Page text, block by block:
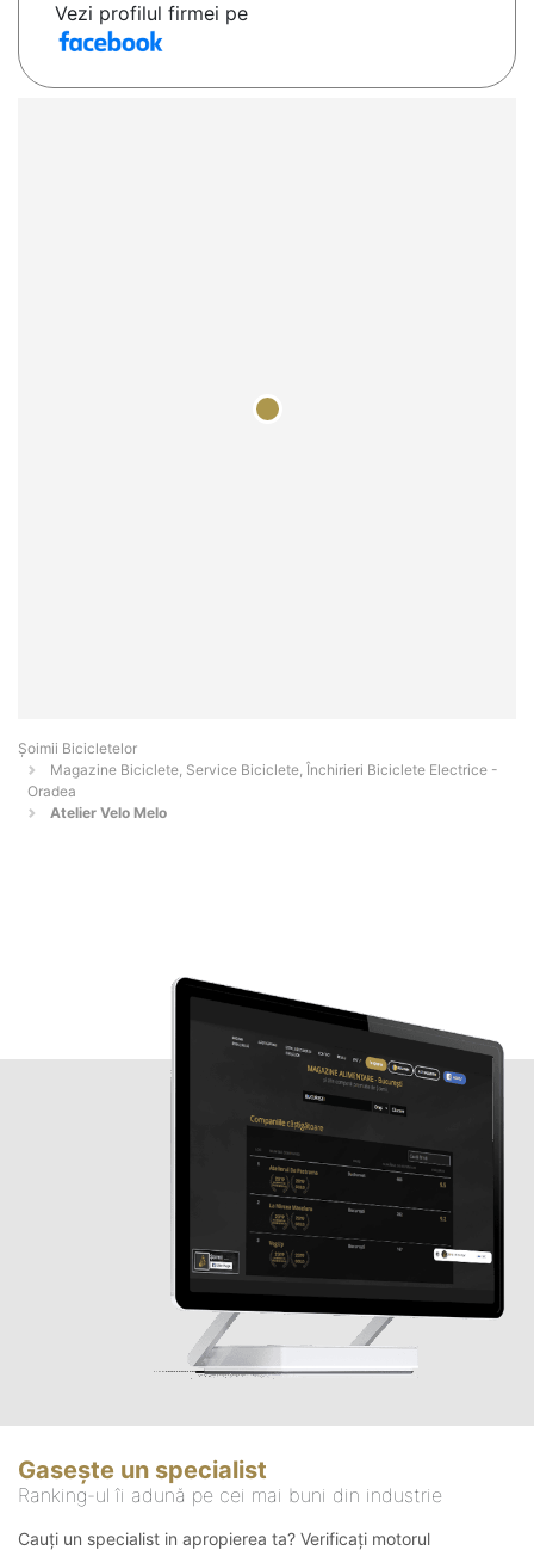
Vezi profilul firmei pe
Șoimii Bicicletelor
Magazine Biciclete, Service Biciclete, Închirieri Biciclete Electrice -
Oradea
Atelier Velo Melo
Gasește un specialist
Ranking-ul îi adună pe cei mai buni din industrie
Cauți un specialist in apropierea ta? Verificați motorul